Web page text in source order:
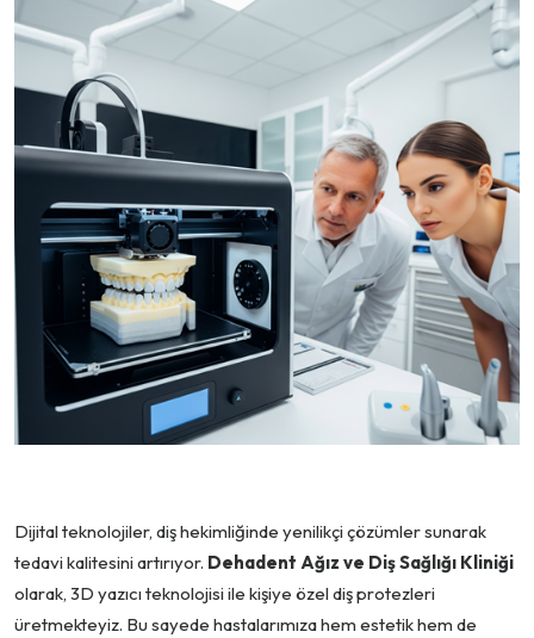
Dijital teknolojiler, diş hekimliğinde yenilikçi çözümler sunarak
tedavi kalitesini artırıyor. Dehadent Ağız ve Diş Sağlığı Kliniği
olarak, 3D yazıcı teknolojisi ile kişiye özel diş protezleri
üretmekteyiz. Bu sayede hastalarımıza hem estetik hem de